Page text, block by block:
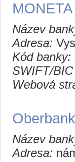
Název
Adresa:
Kód banky:
SWIFT/
Webová
Oberbank
Název
Adresa: